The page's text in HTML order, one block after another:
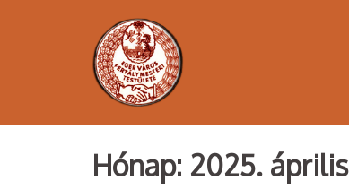
Hónap: 2025. április